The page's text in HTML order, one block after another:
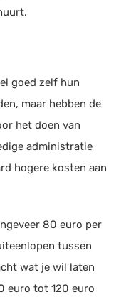
goed zelf hun
maar hebben de
het doen van
administratie
hogere kosten aan
80 euro per
tussen
wat je wil laten
euro tot 120 euro